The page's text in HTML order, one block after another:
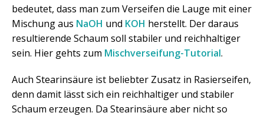
bedeutet, dass man zum Verseifen die Lauge mit einer
Mischung aus NaOH und KOH herstellt. Der daraus
resultierende Schaum soll stabiler und reichhaltiger
sein. Hier gehts zum Mischverseifung-Tutorial.
Auch Stearinsäure ist beliebter Zusatz in Rasierseifen,
denn damit lässt sich ein reichhaltiger und stabiler
Schaum erzeugen. Da Stearinsäure aber nicht so